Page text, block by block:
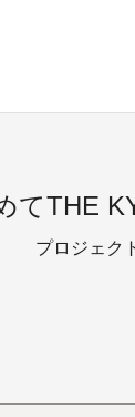
てTHE
プロジェク